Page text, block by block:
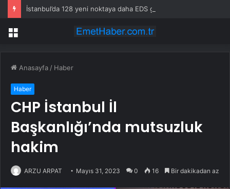
İstanbul’da 128 yeni noktaya daha EDS geliyor
Menü
Anasayfa / Haber
Haber
CHP İstanbul İl
Başkanlığı’nda mutsuzluk
hakim
ARZU ARPAT Mayıs 31, 2023 0 16 Bir dakikadan az